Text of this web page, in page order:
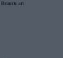
Braucu ar: